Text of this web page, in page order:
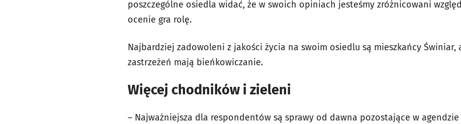
poszczególne osiedla widać, że w swoich opiniach jesteśmy zróżnicowani
ocenie gra rolę.
Najbardziej zadowoleni z jakości życia na swoim osiedlu są mieszkańcy Świniar,
zastrzeżeń mają bieńkowiczanie.
Więcej chodników i zieleni
– Najważniejsza dla respondentów są sprawy od dawna pozostające w